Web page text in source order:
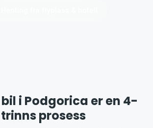
i Podgorica er en 4-
trinns prosess